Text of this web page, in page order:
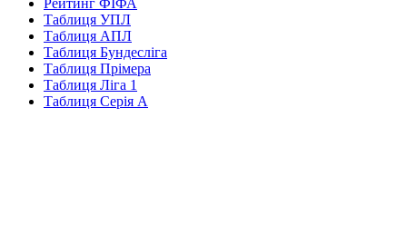
Рейтинг ФІФА
Таблиця УПЛ
Таблиця АПЛ
Таблиця Бундесліга
Таблиця Прімера
Таблиця Ліга 1
Таблиця Серія А